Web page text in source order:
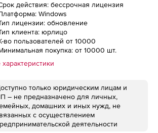
действия: бессрочная лицензия
Windows
лицензии: обновление
клиента: юрлицо
во пользователей от 10000
покупка: от 10000 шт.
характеристики
только юридическим лицам и
– не предназначено для личных,
домашних и иных нужд, не
с осуществлением
деятельности